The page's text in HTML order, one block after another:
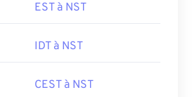
EST à NST
IDT à NST
CEST à NST